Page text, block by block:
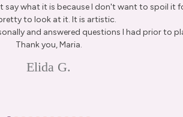
say what it is because I don't want to spoil it
to look at it. It is artistic.
and answered questions I had prior to
Thank you, Maria.
Elida G.